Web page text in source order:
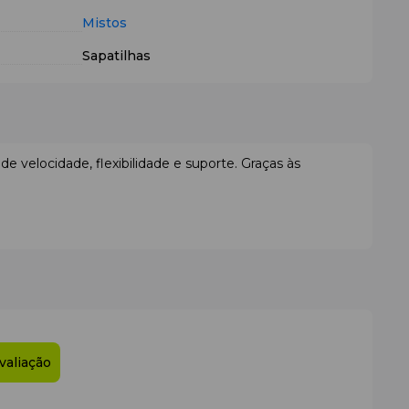
Mistos
Sapatilhas
velocidade, flexibilidade e suporte. Graças às
entre aderência e deslize.
Limita a torção indesejada do pé durante investidas